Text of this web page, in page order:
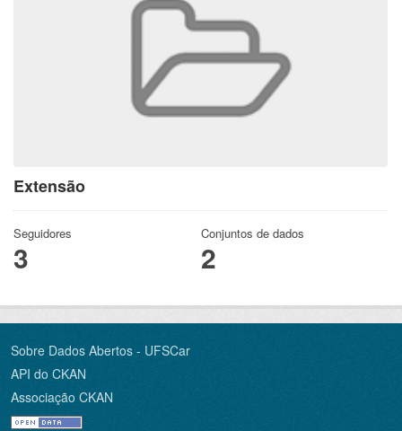
Extensão
Seguidores
3
Conjuntos de dados
2
Sobre Dados Abertos - UFSCar
API do CKAN
Associação CKAN